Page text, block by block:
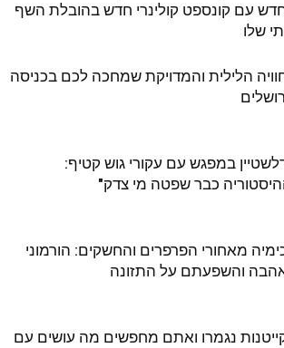
עם קונספט קולינרי חדש בהובלת השף
שלו
הלילית והמדויקת שמחכה לכם בכניסה
במפגש עם עקורי גוש קטיף:
כבר שפטה מי צדק"
מאחורי הפרפרים והחשקים: הורמוני
והשפעתם על התזונה
נגמרו ואתם מחפשים מה עושים עם